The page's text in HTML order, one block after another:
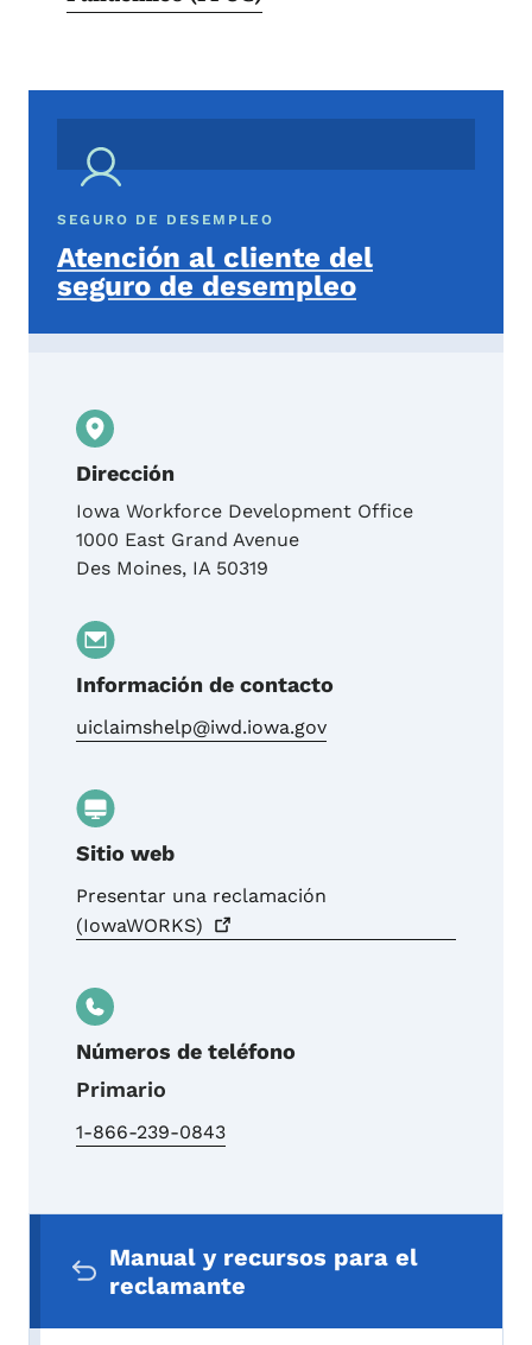
SEGURO DE DESEMPLEO
Atención al cliente del
seguro de desempleo
Dirección
Iowa Workforce Development Office
1000 East Grand Avenue
Des Moines, IA 50319
Información de contacto
uiclaimshelp@iwd.iowa.gov
Sitio web
Presentar una reclamación
(IowaWORKS)
Números de teléfono
Primario
1-866-239-0843
Manual y recursos para el
reclamante